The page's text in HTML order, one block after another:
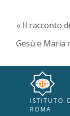
« Il racconto
Gesù e Maria
ISTITUTO
ROMA
RIPRISTINA